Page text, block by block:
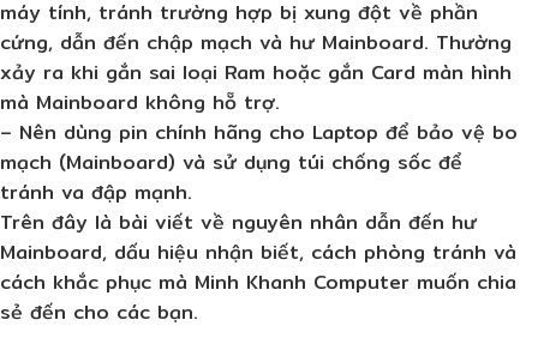
máy tính, tránh trường hợp bị xung đột về phần
cứng, dẫn đến chập mạch và hư Mainboard. Thường
xảy ra khi gắn sai loại Ram hoặc gắn Card màn hình
mà Mainboard không hỗ trợ.
– Nên dùng pin chính hãng cho Laptop để bảo vệ bo
mạch (Mainboard) và sử dụng túi chống sốc để
tránh va đập mạnh.
Trên đây là bài viết về nguyên nhân dẫn đến hư
Mainboard, dấu hiệu nhận biết, cách phòng tránh và
cách khắc phục mà Minh Khanh Computer muốn chia
sẻ đến cho các bạn.